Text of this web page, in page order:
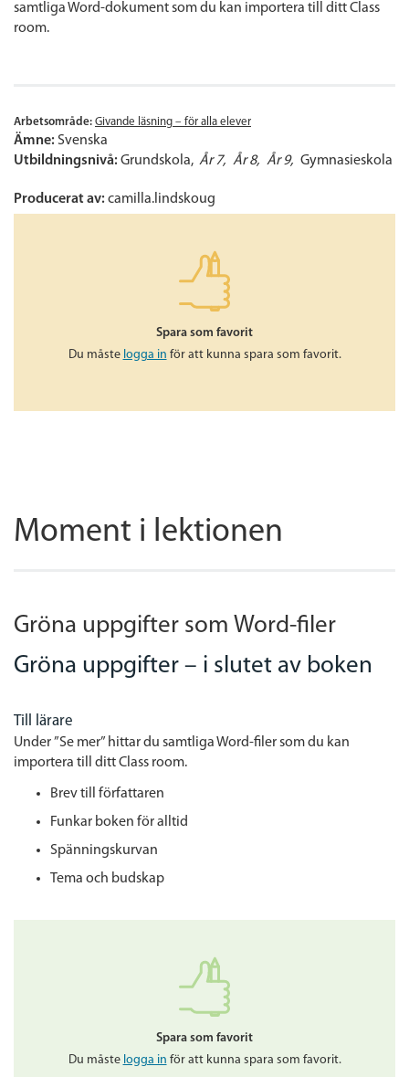
samtliga Word-dokument som du kan importera till ditt Class
room.
Arbetsområde: Givande läsning – för alla elever
Ämne: Svenska
Utbildningsnivå: Grundskola År 7 År 8 År 9 Gymnasieskola
Producerat av: camilla.lindskoug
Spara som favorit
Du måste logga in för att kunna spara som favorit.
Moment i lektionen
Gröna uppgifter som Word-filer
Gröna uppgifter – i slutet av boken
Till lärare
Under ”Se mer” hittar du samtliga Word-filer som du kan
importera till ditt Class room.
Brev till författaren
Funkar boken för alltid
Spänningskurvan
Tema och budskap
Spara som favorit
Du måste logga in för att kunna spara som favorit.